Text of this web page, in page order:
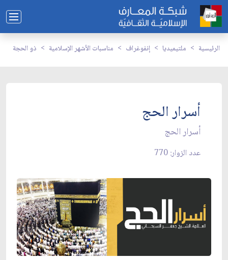
الرئيسية ملتيميديا إنفوغراف مناسبات الأشهر الإسلامية ذو الحجة
أسرار الحج
أسرار الحج
عدد الزوار: 770